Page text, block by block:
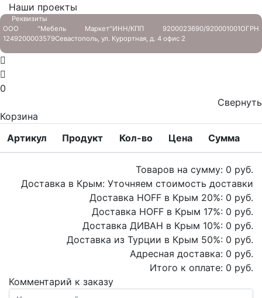
Наши проекты
Реквизиты
ООО "Мебель Маркет"ИНН/КПП 9200023690/920001001ОГРН
1249200003579Севастополь, ул. Курортная, д. 4 офис 2
0
Свернуть
Корзина
Артикул
Продукт Кол-во Цена Сумма
Товаров на сумму: 0 руб.
Доставка в Крым: Уточняем стоимость доставки
Доставка HOFF в Крым 20%: 0 руб.
Доставка HOFF в Крым 17%: 0 руб.
Доставка ДИВАН в Крым 10%: 0 руб.
Доставка из Турции в Крым 50%: 0 руб.
Адресная доставка: 0 руб.
Итого к оплате: 0 руб.
Комментарий к заказу